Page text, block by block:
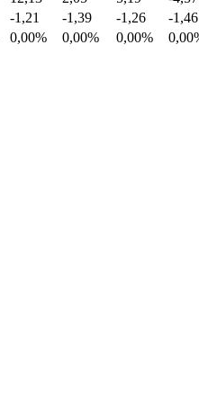
-1,21 -1,39 -1,26
-1,46
0,00% 0,00% 0,00%